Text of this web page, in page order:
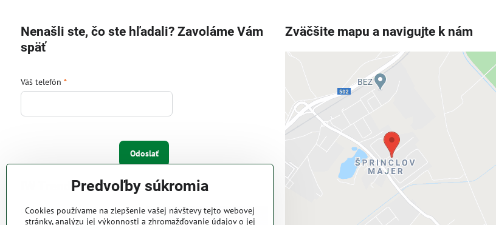
Nenašli ste, čo ste hľadali? Zavoláme Vám
späť
Váš telefón *
Odoslať
IW Trend s.r.o.
Pri Majeri 6
Zväčšite mapu a navigujte k nám
Externý obsah je blokovaný
Prajete si načítať externý obsah?
Povoliť tentokrát
Povoliť a zapamätať - súhlas s druhom
cookie: Funkčné
Predvoľby súkromia
Cookies používame na zlepšenie vašej návštevy tejto webovej
stránky, analýzu jej výkonnosti a zhromažďovanie údajov o jej